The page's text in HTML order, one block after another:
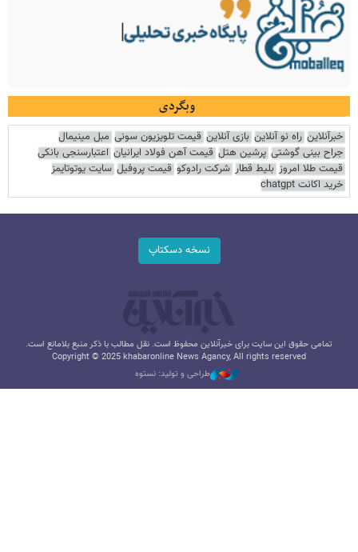
وبگردی
خبرآنلاین راه نو آنلاین بازی آنلاین قیمت تلویزیون سونی مبل مینیمال
جراح بینی گوشتی پرشین هتل قیمت آهن فولاد ایرانیان اعتبارسنجی بانکی
قیمت طلا امروز بلیط قطار شرکت رادوکو قیمت پروفیل سایت یوتوتایمز
خرید اکانت chatgpt
نسخه دسکتاپ
تمامی حقوق این سایت برای خبرآنلاین محفوظ است. نقل مطالب با ذکر منبع بلامانع است.
Copyright © 2025 khabaronline News Agancy, All rights reserved
طراحی و تولید: نستوه